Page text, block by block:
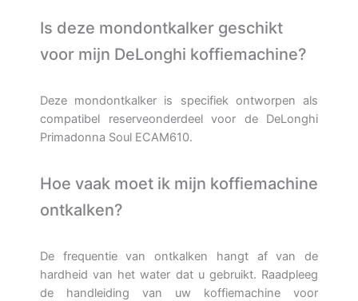
Is deze mondontkalker geschikt
voor mijn DeLonghi koffiemachine?
Deze mondontkalker is specifiek ontworpen als
compatibel reserveonderdeel voor de DeLonghi
Primadonna Soul ECAM610.
Hoe vaak moet ik mijn koffiemachine
ontkalken?
De frequentie van ontkalken hangt af van de
hardheid van het water dat u gebruikt. Raadpleeg
de handleiding van uw koffiemachine voor